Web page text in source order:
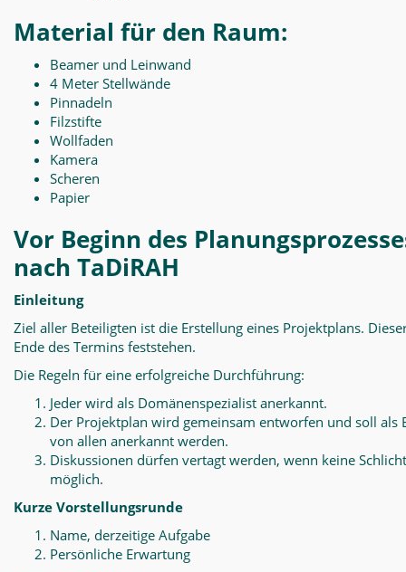
Material für den Raum:
Beamer und Leinwand
4 Meter Stellwände
Pinnadeln
Filzstifte
Wollfaden
Kamera
Scheren
Papier
Vor Beginn des
nach TaDiRAH
Einleitung
Ziel aller Beteiligten ist die Erstellung eines Projektplans.
Ende des Termins feststehen.
Die Regeln für eine erfolgreiche Durchführung:
Jeder wird als Domänenspezialist anerkannt.
Der Projektplan wird gemeinsam entworfen und soll als
von allen anerkannt werden.
Diskussionen dürfen vertagt werden, wenn keine
möglich.
Kurze Vorstellungsrunde
Name, derzeitige Aufgabe
Persönliche Erwartung